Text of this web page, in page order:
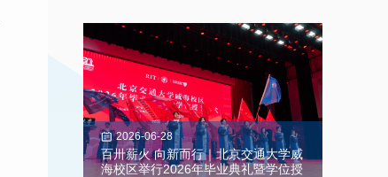
2026-06-28
百卅薪火 向新而行｜北京交通大学威
海校区举行2026年毕业典礼暨学位授